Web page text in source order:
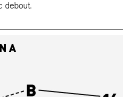
debout.